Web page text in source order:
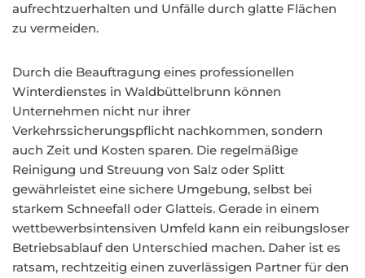
aufrechtzuerhalten und Unfälle durch glatte Flächen
zu vermeiden.
Durch die Beauftragung eines professionellen
Winterdienstes in Waldbüttelbrunn können
Unternehmen nicht nur ihrer
Verkehrssicherungspflicht nachkommen, sondern
auch Zeit und Kosten sparen. Die regelmäßige
Reinigung und Streuung von Salz oder Splitt
gewährleistet eine sichere Umgebung, selbst bei
starkem Schneefall oder Glatteis. Gerade in einem
wettbewerbsintensiven Umfeld kann ein reibungsloser
Betriebsablauf den Unterschied machen. Daher ist es
ratsam, rechtzeitig einen zuverlässigen Partner für den